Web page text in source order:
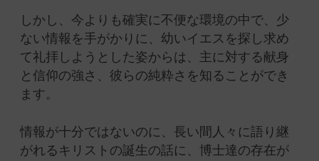
しかし、今よりも確実に不便な環境の中で、少
ない情報を手がかりに、幼いイエスを探し求め
て礼拝しようとした姿からは、主に対する献身
と信仰の強さ、彼らの純粋さを知ることができ
ます。
情報が十分ではないのに、長い間人々に語り継
がれるキリストの誕生の話に、博士達の存在が